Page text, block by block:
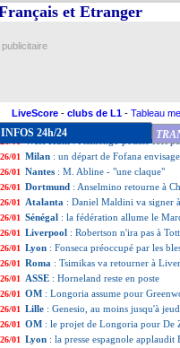
et Etranger
LiveScore - clubs de L1 - Tableau
INFOS 24h/24
26/01 Charlton: Roussillon rejoint
26/01 Juve: Yildiz, un alien pour Spalletti
26/01 Nantes
26/01 Lyon: Endrick décroche un record
26/01 PSG: Dro Fernandez a passé sa
: Flamengo pousse fort
26/01 Milan : un départ de Fofana
26/01 Nantes : M. Abline - "une claque"
26/01 Dortmund : Anselmino retourne à
26/01 Atalanta : Daniel Maldini va signer
26/01 Sénégal : la fédération allume le
26/01 Liverpool : Robertson n'ira pas à
26/01 Lyon : Fonseca préoccupé par les
26/01 Roma : Tsimikas va retourner à
26/01 ASSE : Horneland reste en poste
26/01 OM : Longoria assume pour
26/01 Lille : Genesio, au moins jusqu'à
26/01 OM : le projet de Longoria pour De
26/01 Lyon : la presse espagnole applaudit